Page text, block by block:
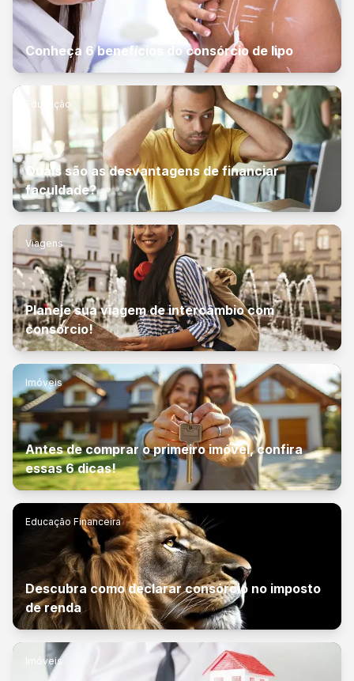
Conheça 6 benefícios do consórcio de lipo
Educação
Quais são as desvantagens de financiar
faculdade?
Viagens
Planeje sua viagem de intercâmbio com
consórcio!
Imóveis
Antes de comprar o primeiro imóvel, confira
essas 6 dicas!
Educação Financeira
Descubra como declarar consórcio no imposto
de renda
Imóveis